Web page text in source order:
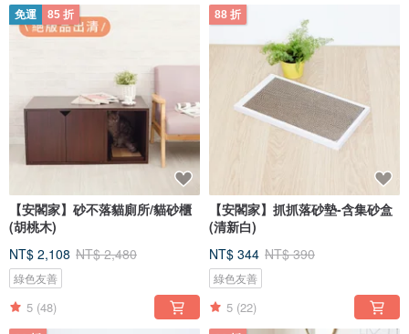
免運 85 折
【安閣家】砂不落貓廁所/貓砂櫃
(胡桃木)
NT$ 2,108 NT$ 2,480
綠色友善
5 (48)
88 折
【安閣家】抓抓落砂墊-含集砂盒
(清新白)
NT$ 344 NT$ 390
綠色友善
5 (22)